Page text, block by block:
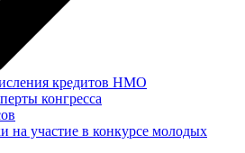
кредитов НМО
конгресса
на участие в конкурсе молодых